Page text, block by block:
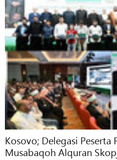
Kosovo; Delegasi Peserta
Musabaqoh Alquran